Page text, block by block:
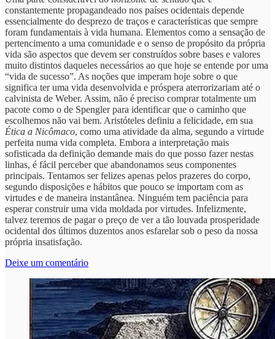
constantemente propagandeado nos países ocidentais depende
essencialmente do desprezo de traços e características que sempre
foram fundamentais à vida humana. Elementos como a sensação de
pertencimento a uma comunidade e o senso de propósito da própria
vida são aspectos que devem ser construídos sobre bases e valores
muito distintos daqueles necessários ao que hoje se entende por uma
“vida de sucesso”. As noções que imperam hoje sobre o que
significa ter uma vida desenvolvida e próspera aterrorizariam até o
calvinista de Weber. Assim, não é preciso comprar totalmente um
pacote como o de Spengler para identificar que o caminho que
escolhemos não vai bem. Aristóteles definiu a felicidade, em sua
Ética a Nicômaco, como uma atividade da alma, segundo a virtude
perfeita numa vida completa. Embora a interpretação mais
sofisticada da definição demande mais do que posso fazer nestas
linhas, é fácil perceber que abandonamos seus componentes
principais. Tentamos ser felizes apenas pelos prazeres do corpo,
segundo disposições e hábitos que pouco se importam com as
virtudes e de maneira instantânea. Ninguém tem paciência para
esperar construir uma vida moldada por virtudes. Infelizmente,
talvez teremos de pagar o preço de ver a tão louvada prosperidade
ocidental dos últimos duzentos anos esfarelar sob o peso da nossa
própria insatisfação.
Deixe um comentário